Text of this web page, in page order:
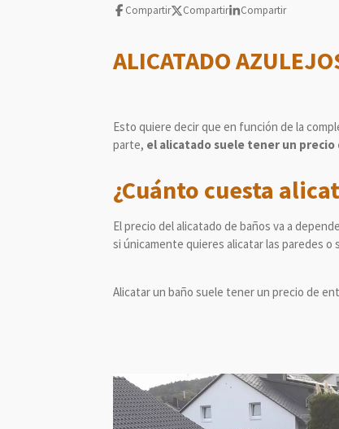
Compartir Compartir Compartir
ALICATADO
Esto quiere decir que en función de la
parte, el alicatado suele tener un precio
¿Cuánto cuesta
El precio del alicatado de baños va a
si únicamente quieres alicatar las paredes
Alicatar un baño suele tener un precio de